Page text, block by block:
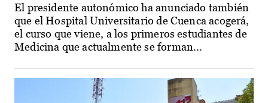
El presidente autonómico ha anunciado también
que el Hospital Universitario de Cuenca acogerá,
el curso que viene, a los primeros estudiantes de
Medicina que actualmente se forman...